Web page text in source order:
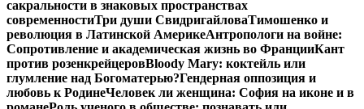
сакральности в знаковых пространствах
современностиТри души СвидригайловаТимошенко и
революция в Латинской АмерикеАнтропологи на войне:
Сопротивление и академическая жизнь во ФранцииКант
против розенкрейцеровBloody Mary: коктейль или
глумление над Богоматерью?Гендерная оппозиция и
любовь к РодинеЧеловек ли женщина: София на иконе и в